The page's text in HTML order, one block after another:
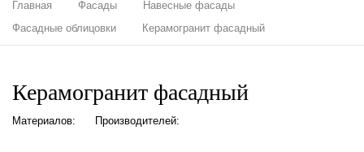
Главная Фасады
Навесные фасады
Фасадные облицовки
Керамогранит фасадный
Керамогранит фасадный
Материалов: Производителей: